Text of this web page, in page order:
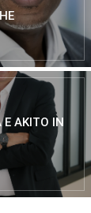
E AKITO IN